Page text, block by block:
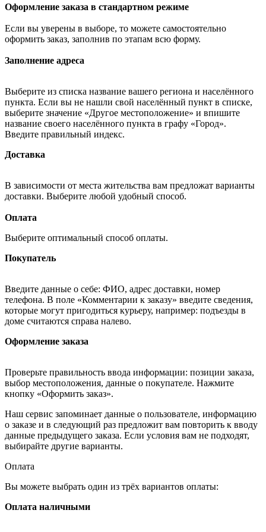
Оформление заказа в стандартном режиме
Если вы уверены в выборе, то можете самостоятельно
оформить заказ, заполнив по этапам всю форму.
Заполнение адреса
Выберите из списка название вашего региона и населённого
пункта. Если вы не нашли свой населённый пункт в списке,
выберите значение «Другое местоположение» и впишите
название своего населённого пункта в графу «Город».
Введите правильный индекс.
Доставка
В зависимости от места жительства вам предложат варианты
доставки. Выберите любой удобный способ.
Оплата
Выберите оптимальный способ оплаты.
Покупатель
Введите данные о себе: ФИО, адрес доставки, номер
телефона. В поле «Комментарии к заказу» введите сведения,
которые могут пригодиться курьеру, например: подъезды в
доме считаются справа налево.
Оформление заказа
Проверьте правильность ввода информации: позиции заказа,
выбор местоположения, данные о покупателе. Нажмите
кнопку «Оформить заказ».
Наш сервис запоминает данные о пользователе, информацию
о заказе и в следующий раз предложит вам повторить к вводу
данные предыдущего заказа. Если условия вам не подходят,
выбирайте другие варианты.
Оплата
Вы можете выбрать один из трёх вариантов оплаты:
Оплата наличными